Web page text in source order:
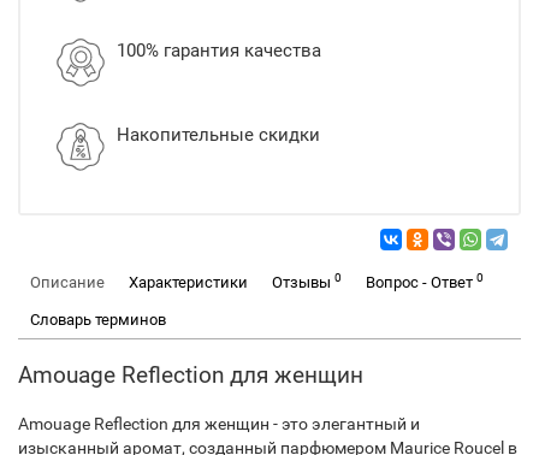
100% гарантия качества
Накопительные скидки
Описание Характеристики Отзывы 0 Вопрос - Ответ 0
Словарь терминов
Amouage Reflection для женщин
Amouage Reflection для женщин - это элегантный и
изысканный аромат, созданный парфюмером Maurice Roucel в